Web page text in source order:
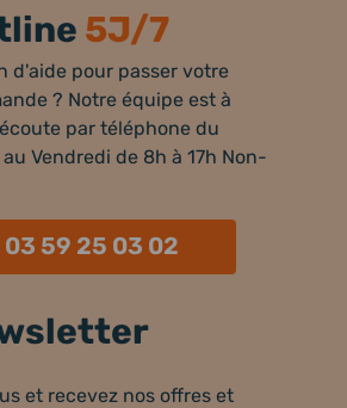
5J/7
d'aide pour passer votre
? Notre équipe est à
par téléphone du
Vendredi de 8h à 17h Non-
03 59 25 03 02
et recevez nos offres et